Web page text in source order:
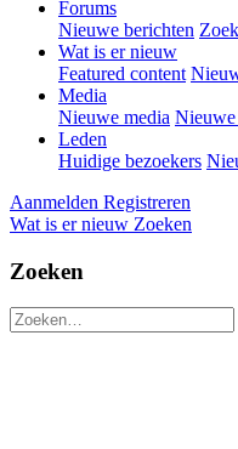
Forums
Nieuwe berichten
Wat is er nieuw
Featured content
Media
Nieuwe media Nieuwe
Leden
Huidige bezoekers
Aanmelden Registreren
Wat is er nieuw Zoeken
Zoeken